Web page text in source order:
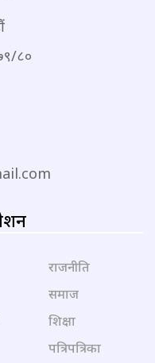
८०
राजनीति
समाज
शिक्षा
पत्रिपत्रिका